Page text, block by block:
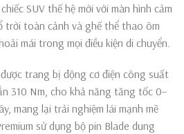
SUV thế hệ mới với màn hình cảm
trời toàn cảnh và ghế thể thao ôm
mái trong mọi điều kiện di chuyển.
được trang bị động cơ điện công suất
310 Nm, cho khả năng tăng tốc 0–
mang lại trải nghiệm lái mạnh mẽ
sử dụng bộ pin Blade dung